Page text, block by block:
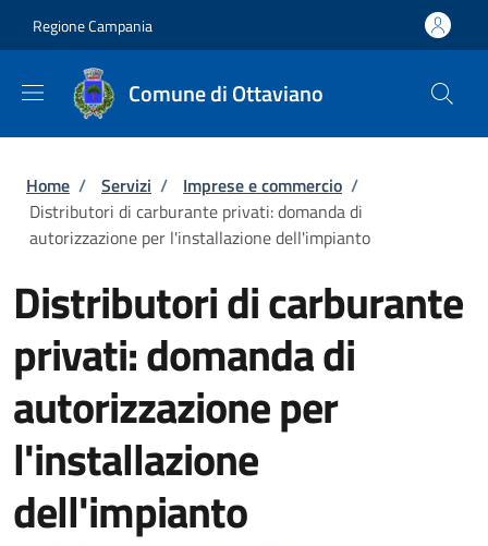
Regione Campania
Comune di Ottaviano
Briciole di pane
Home / Servizi / Imprese e commercio /
Distributori di carburante privati: domanda di
autorizzazione per l'installazione dell'impianto
Distributori di carburante
privati: domanda di
autorizzazione per
l'installazione
dell'impianto